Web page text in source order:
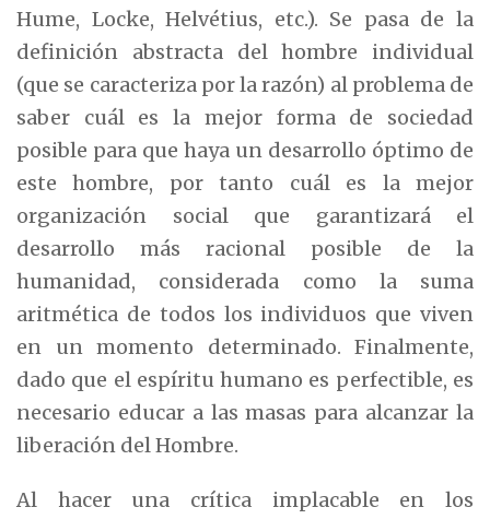
Hume, Locke, Helvétius, etc.). Se pasa de la
definición abstracta del hombre individual
(que se caracteriza por la razón) al problema de
saber cuál es la mejor forma de sociedad
posible para que haya un desarrollo óptimo de
este hombre, por tanto cuál es la mejor
organización social que garantizará el
desarrollo más racional posible de la
humanidad, considerada como la suma
aritmética de todos los individuos que viven
en un momento determinado. Finalmente,
dado que el espíritu humano es perfectible, es
necesario educar a las masas para alcanzar la
liberación del Hombre.
Al hacer una crítica implacable en los